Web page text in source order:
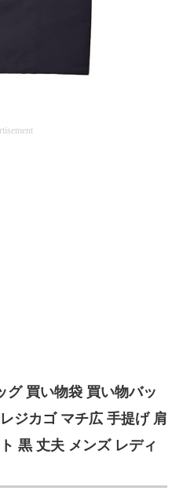
買い物袋 買い物バッ
ジカゴ マチ広 手提げ 肩
黒 丈夫 メンズ レディ